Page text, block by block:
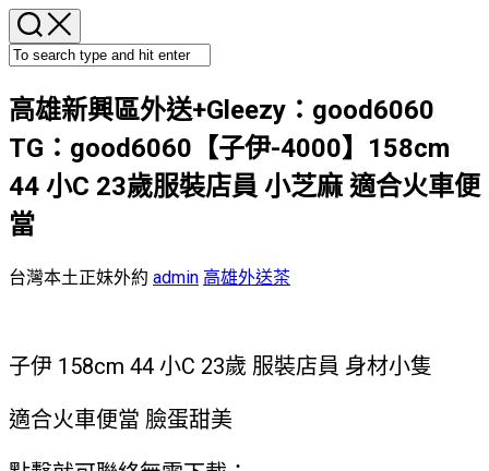
高雄新興區外送+Gleezy：good6060
TG：good6060【子伊-4000】158cm
44 小C 23歲服裝店員 小芝麻 適合火車便
當
台灣本土正妹外約 admin 高雄外送茶
子伊 158cm 44 小C 23歲 服裝店員 身材小隻
適合火車便當 臉蛋甜美